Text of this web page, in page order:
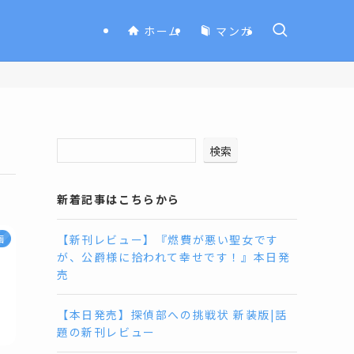
ホーム マンガ
検索
新着記事はこちらから
【新刊レビュー】『燃費が悪い聖女です
が、公爵様に拾われて幸せです！』本日発
売
【本日発売】探偵部への挑戦状 新装版|話
題の新刊レビュー